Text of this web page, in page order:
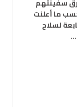
غرق سفينتهم
ما أعلنت
لسلاح